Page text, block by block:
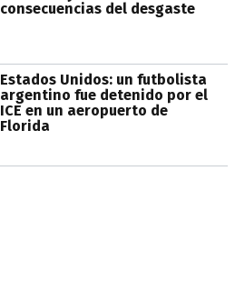
consecuencias del desgaste
Estados Unidos: un futbolista
argentino fue detenido por el
ICE en un aeropuerto de
Florida